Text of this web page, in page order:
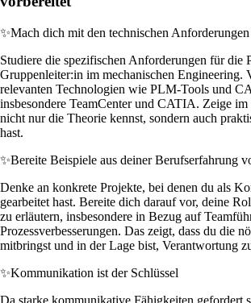
✨Mach dich mit den technischen
Studiere die spezifischen Anforderungen für die
Gruppenleiter:in im mechanischen Engineering.
relevanten Technologien wie PLM-Tools und
insbesondere TeamCenter und CATIA. Zeige im
nicht nur die Theorie kennst, sondern auch
hast.
✨Bereite Beispiele aus deiner Berufserfahrung
Denke an konkrete Projekte, bei denen du als
gearbeitet hast. Bereite dich darauf vor, deine
zu erläutern, insbesondere in Bezug auf
Prozessverbesserungen. Das zeigt, dass du die
mitbringst und in der Lage bist, Verantwortung
✨Kommunikation ist der Schlüssel
Da starke kommunikative Fähigkeiten gefordert